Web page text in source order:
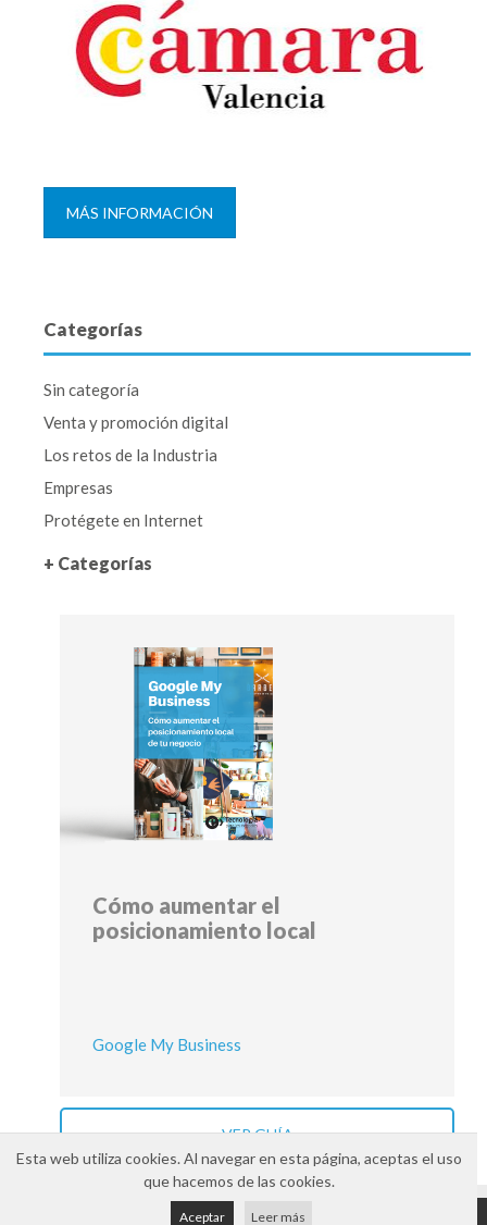
MÁS INFORMACIÓN
Categorías
Sin categoría
Venta y promoción digital
Los retos de la Industria
Empresas
Protégete en Internet
+ Categorías
Cómo aumentar el
posicionamiento local
Google My Business
VER GUÍA
Esta web utiliza cookies. Al navegar en esta página, aceptas el uso
que hacemos de las cookies.
Aceptar Leer más